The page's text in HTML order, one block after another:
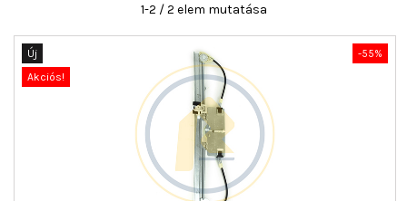
1-2 / 2 elem mutatása
-55%
Új
Akciós!